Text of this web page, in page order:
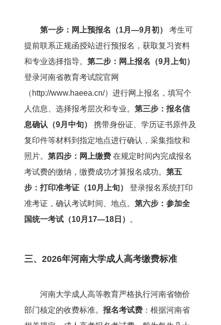
第一步：网上预报名（1月—9月初）
考生可
提前联系正规函授站进行预报名，获取复习资料
和专业选择指导。 第二步：网上报名（9月上旬）
登录河南省教育考试院官网
（http://www.haeea.cn/）进行网上报名，填写个
人信息、选择报考层次和专业。 第三步：报名信
息确认（9月中旬）
携带身份证、学历证书原件及
复印件等材料到指定地点进行确认，采集指纹和
照片。 第四步：网上缴费 在规定时间内完成报名
考试费的缴纳，缴费成功才算报名成功。 第五
步：打印准考证（10月上旬）
登录报名系统打印
准考证，确认考试时间、地点。 第六步：参加全
国统一考试（10月17—18日）
。
三、2026年河南大学成人高考缴费标准
河南大学成人高等教育严格执行河南省物价
部门核定的收费标准。 报名考试费 ：根据河南省